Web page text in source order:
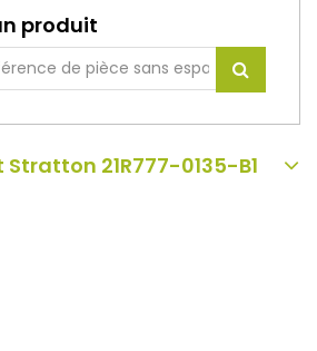
produit
21R777-0135-B1